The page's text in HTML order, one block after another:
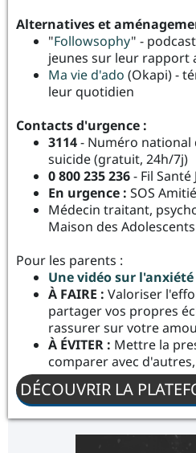
Alternatives et
"Followsophy" -
jeunes sur leur rapport
Ma vie d'ado (Okapi) -
leur quotidien
Contacts d'urgence :
3114- Numéro
suicide (gratuit, 24h/7j)
0 800 235 236- Fil
En urgence : SOS
Médecin traitant,
Maison des Adolescents
Pour les parents :
Une vidéo sur
À FAIRE : Valoriser
partager vos propres
rassurer sur votre
À ÉVITER : Mettre la
comparer avec
DÉCOUVRIR LA